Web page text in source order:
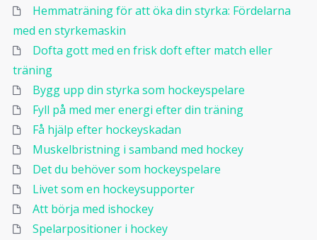
Hemmaträning för att öka din styrka: Fördelarna
med en styrkemaskin
Dofta gott med en frisk doft efter match eller
träning
Bygg upp din styrka som hockeyspelare
Fyll på med mer energi efter din träning
Få hjälp efter hockeyskadan
Muskelbristning i samband med hockey
Det du behöver som hockeyspelare
Livet som en hockeysupporter
Att börja med ishockey
Spelarpositioner i hockey